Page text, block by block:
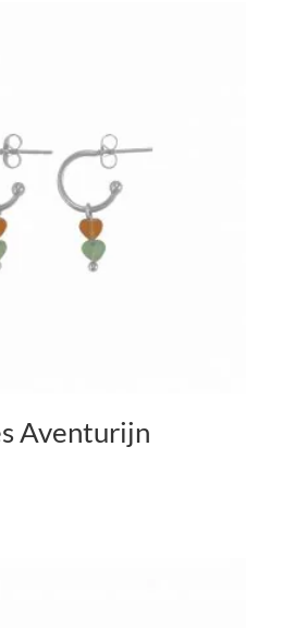
Aventurijn